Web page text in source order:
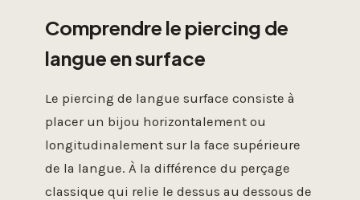
Comprendre le piercing de
langue en surface
Le piercing de langue surface consiste à
placer un bijou horizontalement ou
longitudinalement sur la face supérieure
de la langue. À la différence du perçage
classique qui relie le dessus au dessous de